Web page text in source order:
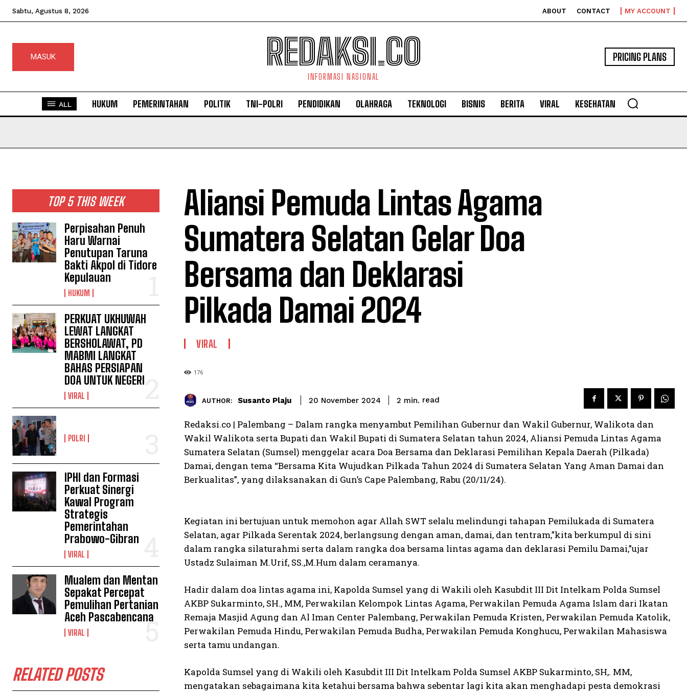
Sabtu, Agustus 8, 2026 ABOUT CONTACT MY ACCOUNT
MASUK REDAKSI.CO
INFORMASI NASIONAL
PRICING PLANS
ALL HUKUM PEMERINTAHAN POLITIK TNI-POLRI PENDIDIKAN OLAHRAGA TEKNOLOGI BISNIS BERITA VIRAL KESEHATAN
TOP 5 THIS WEEK
Perpisahan Penuh
Haru Warnai
Penutupan Taruna
Bakti Akpol di Tidore
Kepulauan
HUKUM
PERKUAT UKHUWAH
LEWAT LANGKAT
BERSHOLAWAT, PD
MABMI LANGKAT
BAHAS PERSIAPAN
DOA UNTUK NEGERI
VIRAL
POLRI
IPHI dan Formasi
Perkuat Sinergi
Kawal Program
Strategis
Pemerintahan
Prabowo-Gibran
VIRAL
Mualem dan Mentan
Sepakat Percepat
Pemulihan Pertanian
Aceh Pascabencana
VIRAL
RELATED POSTS
Aliansi Pemuda Lintas Agama
Sumatera Selatan Gelar Doa
Bersama dan Deklarasi
Pilkada Damai 2024
VIRAL
176
AUTHOR: Susanto Plaju 20 November 2024 2 min. read
Redaksi.co | Palembang – Dalam rangka menyambut Pemilihan Gubernur dan Wakil Gubernur, Walikota dan
Wakil Walikota serta Bupati dan Wakil Bupati di Sumatera Selatan tahun 2024, Aliansi Pemuda Lintas Agama
Sumatera Selatan (Sumsel) menggelar acara Doa Bersama dan Deklarasi Pemilihan Kepala Daerah (Pilkada)
Damai, dengan tema “Bersama Kita Wujudkan Pilkada Tahun 2024 di Sumatera Selatan Yang Aman Damai dan
Berkualitas”, yang dilaksanakan di Gun’s Cape Palembang, Rabu (20/11/24).
Kegiatan ini bertujuan untuk memohon agar Allah SWT selalu melindungi tahapan Pemilukada di Sumatera
Selatan, agar Pilkada Serentak 2024, berlangsung dengan aman, damai, dan tentram,”kita berkumpul di sini
dalam rangka silaturahmi serta dalam rangka doa bersama lintas agama dan deklarasi Pemilu Damai,”ujar
Ustadz Sulaiman M.Urif, SS.,M.Hum dalam ceramanya.
Hadir dalam doa lintas agama ini, Kapolda Sumsel yang di Wakili oleh Kasubdit III Dit Intelkam Polda Sumsel
AKBP Sukarminto, SH., MM, Perwakilan Kelompok Lintas Agama, Perwakilan Pemuda Agama Islam dari Ikatan
Remaja Masjid Agung dan Al Iman Center Palembang, Perwakilan Pemuda Kristen, Perwakilan Pemuda Katolik,
Perwakilan Pemuda Hindu, Perwakilan Pemuda Budha, Perwakilan Pemuda Konghucu, Perwakilan Mahasiswa
serta tamu undangan.
Kapolda Sumsel yang di Wakili oleh Kasubdit III Dit Intelkam Polda Sumsel AKBP Sukarminto, SH,. MM,
mengatakan sebagaimana kita ketahui bersama bahwa sebentar lagi kita akan menghadapi pesta demokrasi